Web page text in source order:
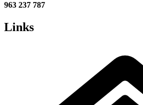
963 237 787
Links